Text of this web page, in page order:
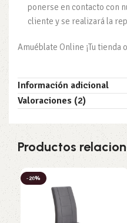
ponerse en contacto con
cliente y se realizará la
Amuéblate Online ¡Tu tienda
Información adicional
Valoraciones (2)
Productos
-20%